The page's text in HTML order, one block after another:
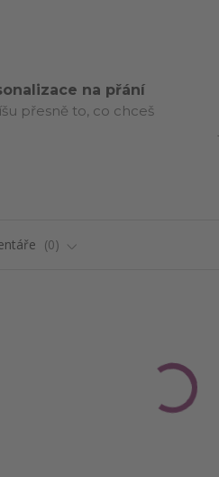
na přání
přesně to, co chceš
0